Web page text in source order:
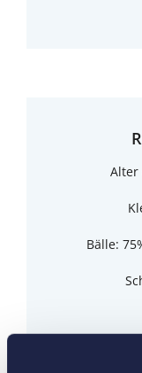
Alter
Bälle: